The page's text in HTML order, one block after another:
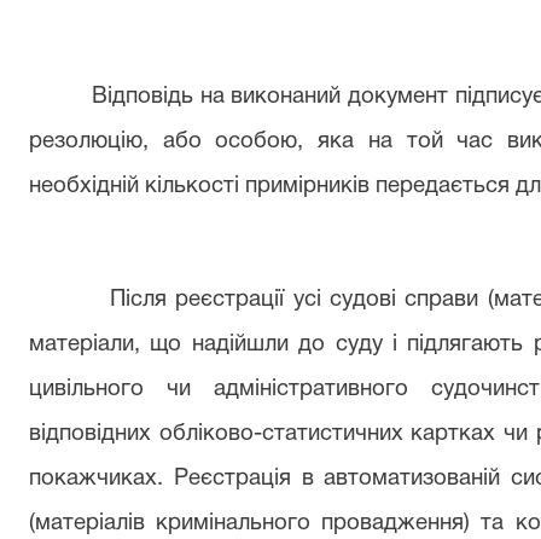
Відповідь на виконаний документ
резолюцію, або особою, яка на той час
необхідній кількості примірників передається
Після реєстрації усі судові справи
матеріали, що надійшли до суду і підлягають
цивільного чи адміністративного
відповідних обліково-статистичних картках
покажчиках. Реєстрація в автоматизованій
(матеріалів кримінального провадження) та